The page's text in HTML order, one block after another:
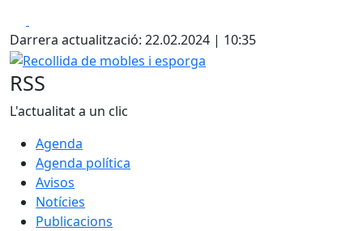
Darrera actualització: 22.02.2024 | 10:35
Recollida de mobles i esporga
RSS
L'actualitat a un clic
Agenda
Agenda política
Avisos
Notícies
Publicacions